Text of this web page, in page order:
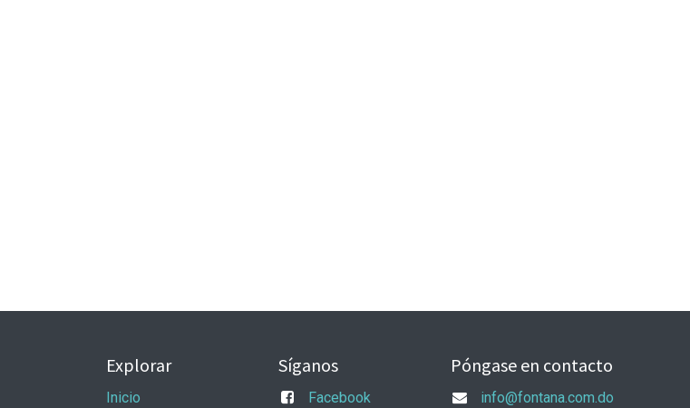
Explorar
Inicio
Síganos
Facebook
Póngase en contacto
info@fontana.com.do